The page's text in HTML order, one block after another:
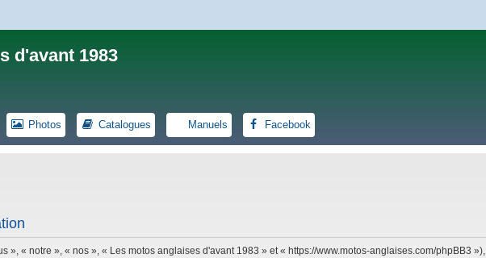
d'avant 1983
Photos Catalogues Manuels Facebook
« notre », « nos », « Les motos anglaises d'avant 1983 » et « https://www.motos-anglaises.com/phpBB3